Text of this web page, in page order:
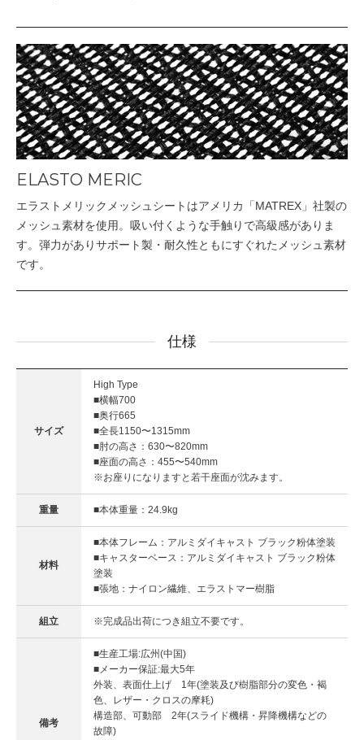
ELASTO MERIC
エラストメリックメッシュシートはアメリカ「MATREX」社製の
メッシュ素材を使用。吸い付くような手触りで高級感がありま
す。弾力がありサポート製・耐久性ともにすぐれたメッシュ素材
です。
仕様
サイズ
High Type
■横幅700
■奥行665
■全長1150〜1315mm
■肘の高さ：630〜820mm
■座面の高さ：455〜540mm
※お座りになりますと若干座面が沈みます。
重量 ■本体重量：24.9kg
材料
■本体フレーム：アルミダイキャスト ブラック粉体塗装
■キャスターベース：アルミダイキャスト ブラック粉体
塗装
■張地：ナイロン繊維、エラストマー樹脂
組立 ※完成品出荷につき組立不要です。
備考
■生産工場:広州(中国)
■メーカー保証:最大5年
外装、表面仕上げ 1年(塗装及び樹脂部分の変色・褐
色、レザー・クロスの摩耗)
構造部、可動部 2年(スライド機構・昇降機構などの
故障)